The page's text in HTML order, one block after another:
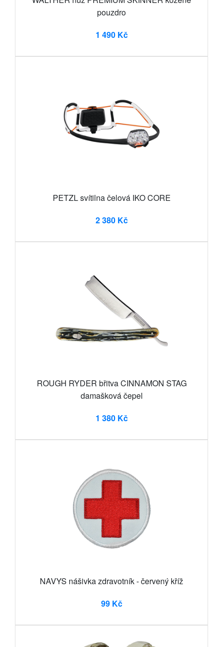
pouzdro
1 490 Kč
PETZL svítilna čelová IKO CORE
2 380 Kč
ROUGH RYDER břitva CINNAMON STAG
damašková čepel
1 380 Kč
NAVYS nášivka zdravotník - červený kříž
99 Kč